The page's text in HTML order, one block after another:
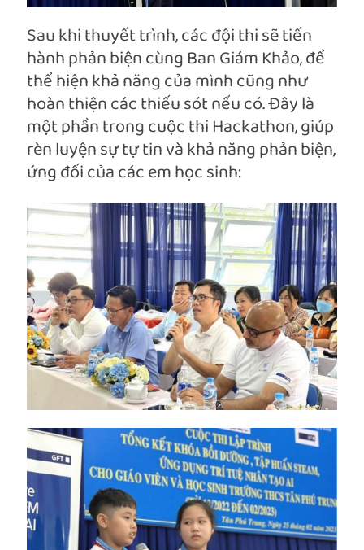
Sau khi thuyết trình, các đội thi sẽ tiến
hành phản biện cùng Ban Giám Khảo, để
thể hiện khả năng của mình cũng như
hoàn thiện các thiếu sót nếu có. Đây là
một phần trong cuộc thi Hackathon, giúp
rèn luyện sự tự tin và khả năng phản biện,
ứng đối của các em học sinh: